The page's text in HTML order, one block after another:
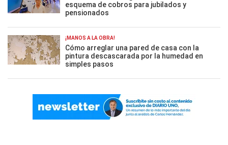
esquema de cobros para jubilados y
pensionados
¡MANOS A LA OBRA!
Cómo arreglar una pared de casa con la
pintura descascarada por la humedad en
simples pasos